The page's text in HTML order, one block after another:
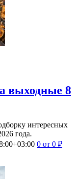
выходные 8
интересных
года.
0 от 0 ₽